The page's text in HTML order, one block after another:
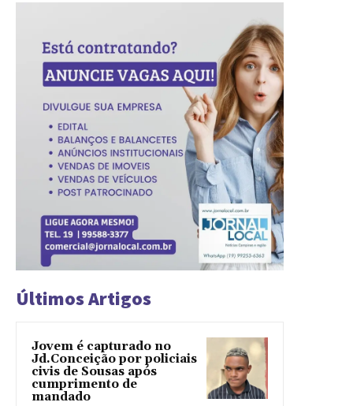
Últimos Artigos
Jovem é capturado no
Jd.Conceição por policiais
civis de Sousas após
cumprimento de
mandado